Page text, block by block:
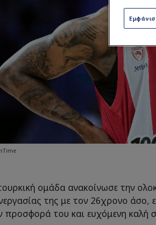
ομάδα ανακοίνωσε την
της με τον 26χρονο άσο,
προσφορά του και ευχόμενη καλή